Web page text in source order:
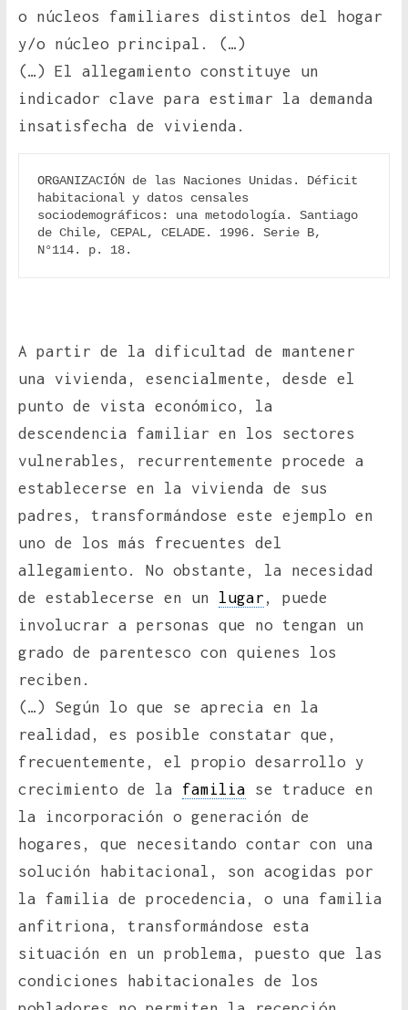
o núcleos familiares distintos del hogar
y/o núcleo principal. (…)
(…) El allegamiento constituye un
indicador clave para estimar la demanda
insatisfecha de vivienda.
ORGANIZACIÓN de las Naciones Unidas. Déficit
habitacional y datos censales
sociodemográficos: una metodología. Santiago
de Chile, CEPAL, CELADE. 1996. Serie B,
N°114. p. 18.
A partir de la dificultad de mantener
una vivienda, esencialmente, desde el
punto de vista económico, la
descendencia familiar en los sectores
vulnerables, recurrentemente procede a
establecerse en la vivienda de sus
padres, transformándose este ejemplo en
uno de los más frecuentes del
allegamiento. No obstante, la necesidad
de establecerse en un lugar , puede
involucrar a personas que no tengan un
grado de parentesco con quienes los
reciben.
(…) Según lo que se aprecia en la
realidad, es posible constatar que,
frecuentemente, el propio desarrollo y
crecimiento de la familia se traduce en
la incorporación o generación de
hogares, que necesitando contar con una
solución habitacional, son acogidas por
la familia de procedencia, o una familia
anfitriona, transformándose esta
situación en un problema, puesto que las
condiciones habitacionales de los